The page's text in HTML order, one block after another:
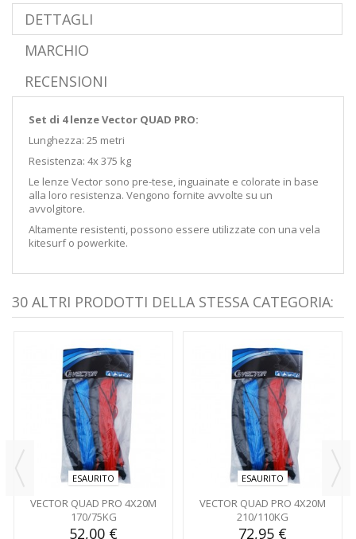
DETTAGLI
MARCHIO
RECENSIONI
Set di 4 lenze Vector QUAD PRO:
Lunghezza: 25 metri
Resistenza: 4x 375 kg
Le lenze Vector sono pre-tese, inguainate e colorate in base
alla loro resistenza. Vengono fornite avvolte su un
avvolgitore.
Altamente resistenti, possono essere utilizzate con una vela
kitesurf o powerkite.
30 ALTRI PRODOTTI DELLA STESSA CATEGORIA:
ESAURITO
VECTOR QUAD PRO 4X20M
170/75KG
52,00 €
ESAURITO
VECTOR QUAD PRO 4X20M
210/110KG
72,95 €